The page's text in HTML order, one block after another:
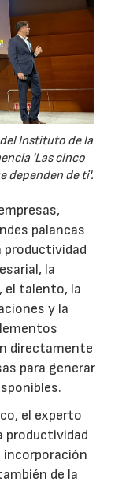
Instituto de la
'Las cinco
dependen de ti'.
palancas
productividad
la
el talento, la
y la
directamente
para generar
el experto
productividad
incorporación
de la